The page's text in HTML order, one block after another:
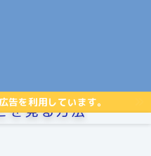
告を利用しています。
を見る方法